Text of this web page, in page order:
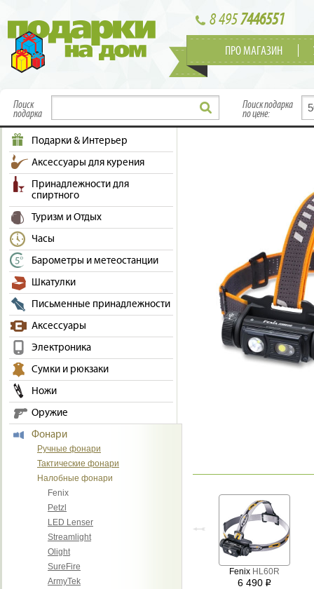
8 4957446551
ПРО МАГАЗИН
Поиск
подарка
Поиск подарка
по цене:
Подарки & Интерьер
Аксессуары для курения
Принадлежности для
спиртного
Туризм и Отдых
Часы
Барометры и метеостанции
Шкатулки
Письменные принадлежности
Аксессуары
Электроника
Сумки и рюкзаки
Ножи
Оружие
Фонари
Ручные фонари
Тактические фонари
Налобные фонари
Fenix
Petzl
LED Lenser
Streamlight
Olight
SureFire
ArmyTek
Fenix HL60R
6 490 i